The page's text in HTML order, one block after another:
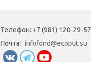
Телефон: +7 (981) 120-29-57
Почта: infofond@ecoput.su